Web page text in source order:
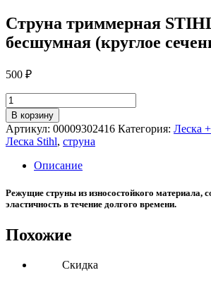
Струна триммерная
бесшумная (круглое
500 ₽
Количество
товара
Струна
триммерная
STIHL
2,0мм
14м
бесшумная
В корзину
Артикул: 00009302416 Категория: Леска +
Леска Stihl, струна
Описание
Режущие струны из износостойкого материала,
эластичность в течение долгого времени.
Похожие
Скидка